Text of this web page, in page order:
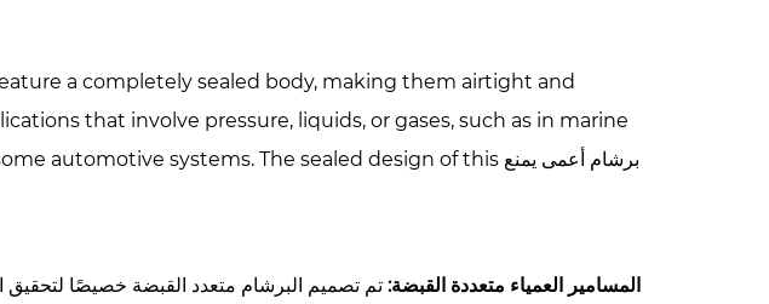
that involve pressure, liquids, or gases, such as in marine
automotive systems. The sealed design of this
برشام أعمى يمنع
المسامير العمياء متعددة القبضة: تم تصميم البرشام متعدد القبضة خصيصًا لتحقيق